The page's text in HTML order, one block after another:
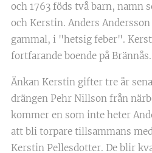
och 1763 föds två barn, namn
och Kerstin. Anders
gammal, i "hetsig feber".
fortfarande boende på Brännås.
Änkan Kerstin gifter tre år
drängen Pehr Nillson från
kommer en som inte heter
att bli torpare tillsammans
Kerstin Pellesdotter. De blir